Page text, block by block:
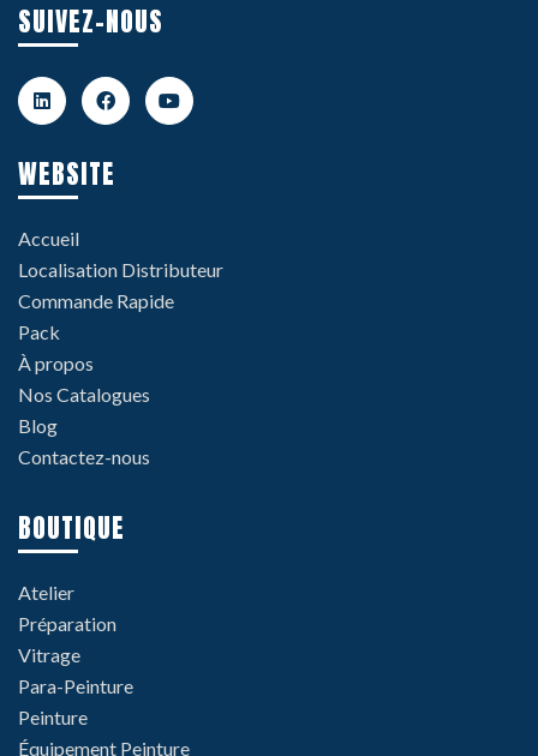
SUIVEZ-NOUS
WEBSITE
Accueil
Localisation Distributeur
Commande Rapide
Pack
À propos
Nos Catalogues
Blog
Contactez-nous
BOUTIQUE
Atelier
Préparation
Vitrage
Para-Peinture
Peinture
Équipement Peinture